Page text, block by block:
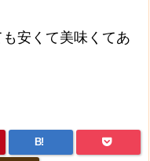
安くて美味くてあ
B!